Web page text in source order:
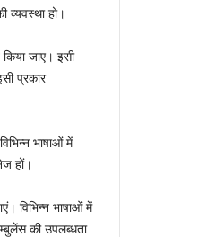
व्यवस्था हो।
किया जाए। इसी
प्रकार
भाषाओं में
हों।
विभिन्न भाषाओं में
की उपलब्धता